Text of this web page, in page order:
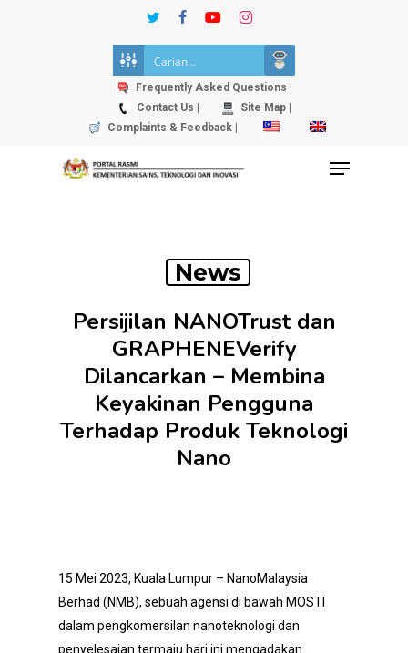
twitterfacebookyoutubeinstagram
Frequently Asked Questions |
Contact Us |
Site Map |
Complaints & Feedback |
Menu
News
Persijilan NANOTrust dan
GRAPHENEVerify
Dilancarkan – Membina
Keyakinan Pengguna
Terhadap Produk Teknologi
Nano
15 Mei 2023, Kuala Lumpur – NanoMalaysia
Berhad (NMB), sebuah agensi di bawah MOSTI
dalam pengkomersilan nanoteknologi dan
penyelesaian termaju hari ini mengadakan